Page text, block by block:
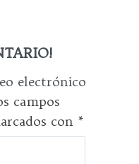
electrónico
campos
con *